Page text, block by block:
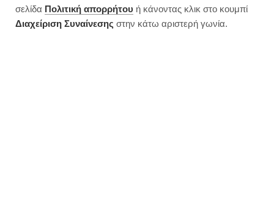
σελίδα Πολιτική απορρήτου ή κάνοντας κλικ στο κουμπί
Διαχείριση Συναίνεσης στην κάτω αριστερή γωνία.